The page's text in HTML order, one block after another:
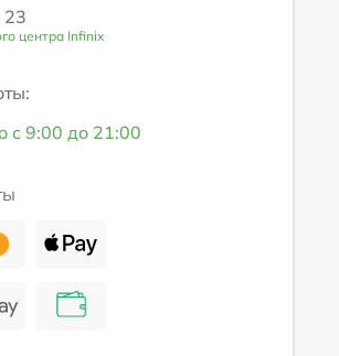
23
центра Infinix
с 9:00 до 21:00